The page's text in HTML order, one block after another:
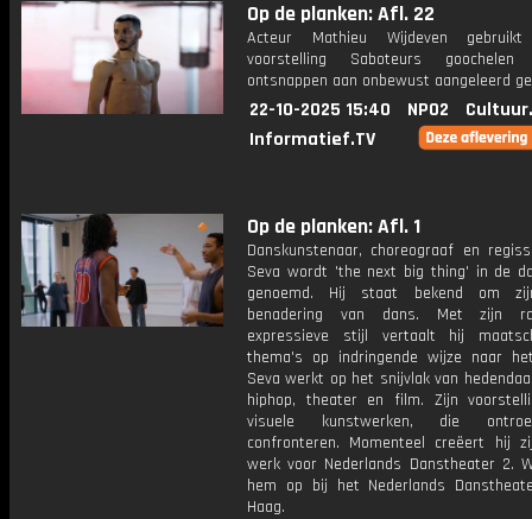
Op de planken: Afl. 22
Acteur Mathieu Wijdeven
voorstelling Saboteurs
ontsnappen aan onbewust aangeleerd
22-10-2025 15:40 NPO2
Informatief.TV
Op de planken: Afl. 1
Danskunstenaar, choreograaf en
Seva wordt 'the next big thing' in de
genoemd. Hij staat bekend om
benadering van dans. Met zijn
expressieve stijl vertaalt hij
thema's op indringende wijze naar
Seva werkt op het snijvlak van
hiphop, theater en film. Zijn
visuele kunstwerken, die
confronteren. Momenteel creëert hij
werk voor Nederlands Danstheater 2.
hem op bij het Nederlands
Haag.